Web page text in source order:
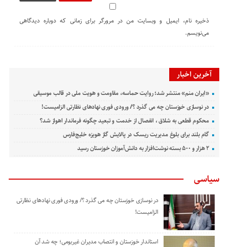
ذخیره نام، ایمیل و وبسایت من در مرورگر برای زمانی که دوباره دیدگاهی
می‌نویسم.
آخرین اخبار
«ایران منم» منتشر شد؛ روایت حماسه، مقاومت و هویت ملی در قالب موسیقی
در نوسازی خوزستان چه می گذرد ؟/ ورودی فوری نهادهای نظارتی الزامیست!
محکوم قطعی به شلاق ، انفصال از خدمت و تبعید چگونه فرماندار اهواز شد؟
گام بلند برای بلوغ مدیریت ریسک در پالایش گاز هویزه خلیج‌فارس
۲ هزار و ۵۰۰ بسته نوشت‌افزار به دانش‌آموزان خوزستان رسید
سیاسی
در نوسازی خوزستان چه می گذرد ؟/ ورودی فوری نهادهای نظارتی
الزامیست!
استاندار خوزستان و انتصاب مدیران غیربومی؛ چه شد آن